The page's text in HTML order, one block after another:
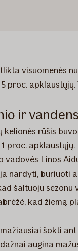
visuomenės
proc.
ir
rūšis
proc. apklaustųjų.
vadovės Linos
nardyti, buriuoti
šaltuoju
kad žiemą
šokti
augina